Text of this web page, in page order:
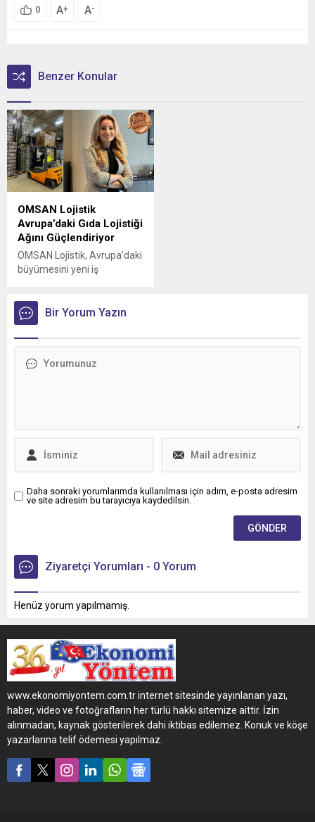
0 A+ A-
Benzer Konular
OMSAN Lojistik
Avrupa’daki Gıda Lojistiği
Ağını Güçlendiriyor
OMSAN Lojistik, Avrupa’daki
büyümesini yeni iş
Bir Yorum Yazın
Daha sonraki yorumlarımda kullanılması için adım, e-posta adresim
ve site adresim bu tarayıcıya kaydedilsin.
Ziyaretçi Yorumları - 0 Yorum
Henüz yorum yapılmamış.
www.ekonomiyontem.com.tr internet sitesinde yayınlanan yazı,
haber, video ve fotoğrafların her türlü hakkı sitemize aittir. İzin
alınmadan, kaynak gösterilerek dahi iktibas edilemez. Konuk ve köşe
yazarlarına telif ödemesi yapılmaz.